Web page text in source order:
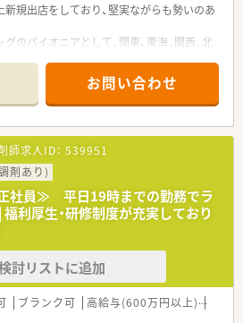
規出店をしており、堅実ながらも勢いのあ
のパイオニアとして、関東、東海、関西、北
ランがあり、集合研修だけでなく任意で受
く用意されています
員、社外で活躍する従業員、将来経営幹部
剤師として様々な活躍ができるフィールド
師（土日休み・19時までの勤務）どちらか
ます
く「医療モール・クリニック併設店舗」「敷
特化型店舗」など様々な店舗を運営してい
取り組んでおり「訪問調剤特化型店舗」を
剤室は業界最多の51店舗設置しています
認定企業」「健康経営優良法人2023（大規模
取得し一人ひとりが働きやすい環境が整備
お問い合わせ
師求人ID： 539951
剤あり)
正社員≫ 平日19時までの勤務でラ
利厚生・研修制度が充実しており
討リストに追加
ブランク可 高給与(600万円以上)